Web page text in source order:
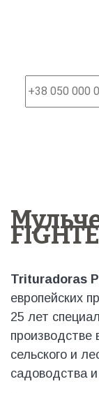
Trituradoras
европейских
25 лет
производстве
сельского и
садоводства